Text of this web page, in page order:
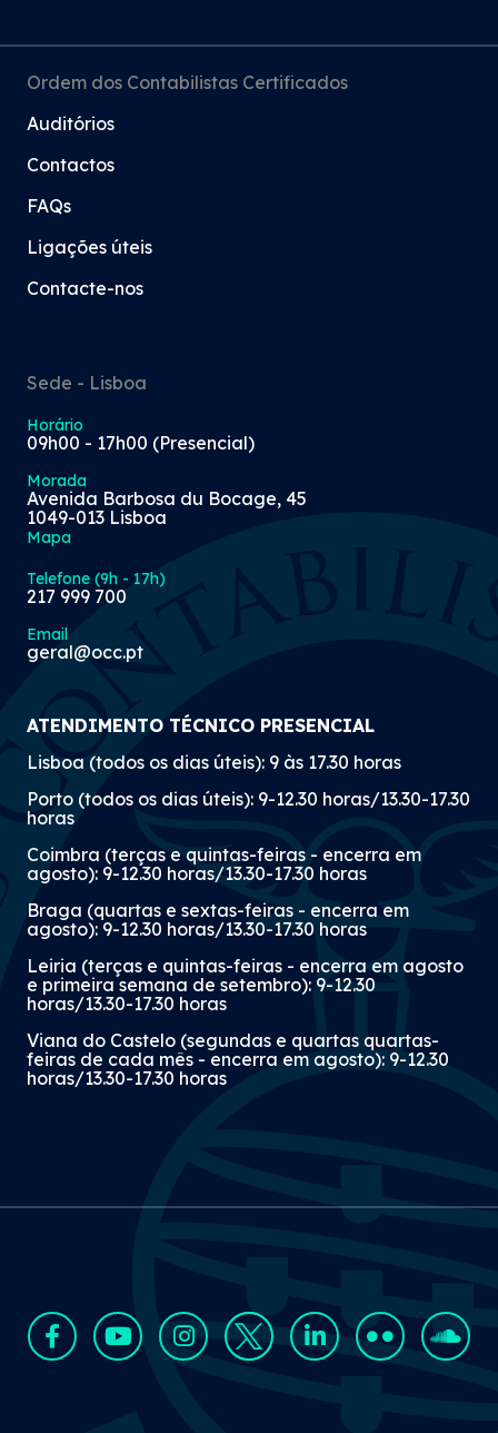
Ordem dos Contabilistas Certificados
Auditórios
Contactos
FAQs
Ligações úteis
Contacte-nos
Sede - Lisboa
Horário
09h00 - 17h00 (Presencial)
Morada
Avenida Barbosa du Bocage, 45
1049-013 Lisboa
Mapa
Telefone (9h - 17h)
217 999 700
Email
geral@occ.pt
ATENDIMENTO TÉCNICO PRESENCIAL
Lisboa (todos os dias úteis): 9 às 17.30 horas
Porto (todos os dias úteis): 9-12.30 horas/13.30-17.30
horas
Coimbra (terças e quintas-feiras - encerra em
agosto): 9-12.30 horas/13.30-17.30 horas
Braga (quartas e sextas-feiras - encerra em
agosto): 9-12.30 horas/13.30-17.30 horas
Leiria (terças e quintas-feiras - encerra em agosto
e primeira semana de setembro): 9-12.30
horas/13.30-17.30 horas
Viana do Castelo (segundas e quartas quartas-
feiras de cada mês - encerra em agosto): 9-12.30
horas/13.30-17.30 horas